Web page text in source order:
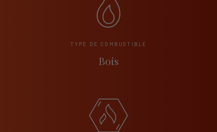
TYPE DE COMBUSTIBLE
Bois